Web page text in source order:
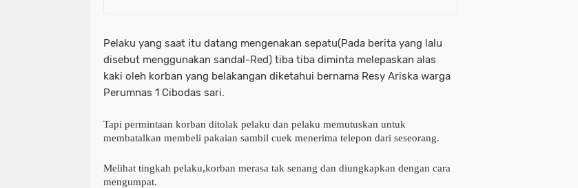
Pelaku yang saat itu datang mengenakan sepatu(Pada berita yang lalu
disebut menggunakan sandal-Red) tiba tiba diminta melepaskan alas
kaki oleh korban yang belakangan diketahui bernama Resy Ariska warga
Perumnas 1 Cibodas sari.
Tapi permintaan korban ditolak pelaku dan pelaku memutuskan untuk
membatalkan membeli pakaian sambil cuek menerima telepon dari seseorang.
Melihat tingkah pelaku,korban merasa tak senang dan diungkapkan dengan cara
mengumpat.